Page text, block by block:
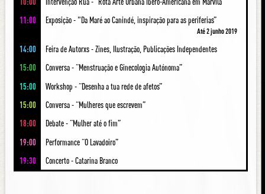
11:00
Exposição - "Da Maré ao Canindé, inspiração para as periferias”
Até 2 junho 2019
14:00
Feira de Autorxs - Zines, Ilustração, Publicações Independentes
15:00
Conversa - “Menstruação e Ginecologia Autónoma”
15:00
Workshop - “Desenha a tua rede de afetos”
15:00
Conversa - “Mulheres que escrevem”
18:00
Debate - “Mulher até o fim”
19:00
Performance “O Lavadoiro”
19:30
Concerto - Catarina Branco